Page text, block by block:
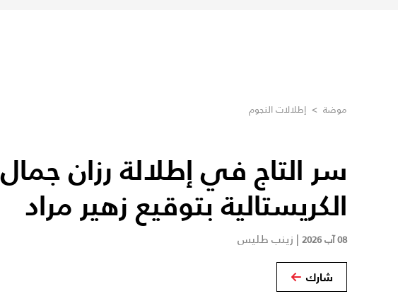
موضة > إطلالات النجوم
سر التاج في إطلالة رزان جمال
الكريستالية بتوقيع زهير مراد
08 آب 2026 | زينب طليس
شارك